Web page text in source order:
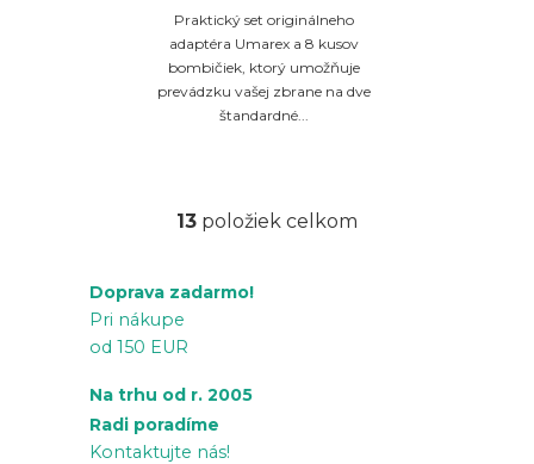
Praktický set originálneho
adaptéra Umarex a 8 kusov
bombičiek, ktorý umožňuje
prevádzku vašej zbrane na dve
štandardné...
O
13 položiek celkom
Doprava zadarmo!
Pri nákupe
od 150 EUR
Na trhu od r. 2005
Radi poradíme
Kontaktujte nás!